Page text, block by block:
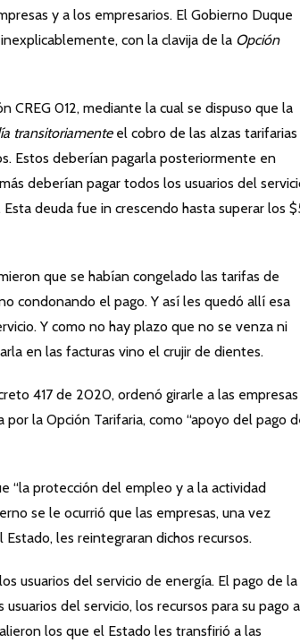
y a los empresarios. El Gobierno Duque
con la clavija de la Opción
012, mediante la cual se dispuso que la
transitoriamenteel cobro de las alzas tarifarias
Estos deberían pagarla posteriormente en
deberían pagar todos los usuarios del
deuda fue in crescendo hasta superar los
que se habían congelado las tarifas de
condonando el pago. Y así les quedó allí esa
Y como no hay plazo que no se venza ni
en las facturas vino el crujir de dientes.
417 de 2020, ordenó girarle a las
la Opción Tarifaria, como “apoyo del pago
“la protección del empleo y a la actividad
se le ocurrió que las empresas, una vez
les reintegraran dichos recursos.
usuarios del servicio de energía. El pago de la
del servicio, los recursos para su pago
los que el Estado les transfirió a las